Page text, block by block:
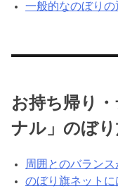
一般的なのぼり
お持ち帰り
ナル」のぼり
周囲とのバランス
のぼり旗ネット